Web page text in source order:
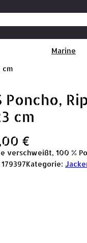
Marine
cm
Poncho,
cm
€
verschweißt, 100 %
179397Kategorie: